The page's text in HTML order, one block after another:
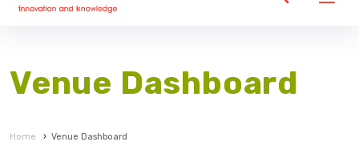
Venue Dashboard
Home › Venue Dashboard